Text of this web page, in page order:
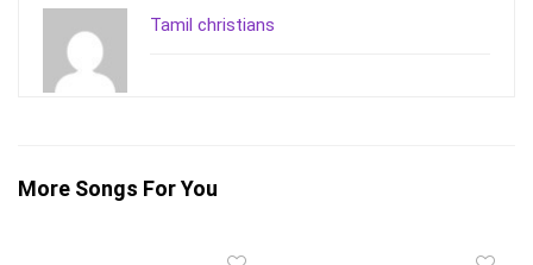
Tamil christians
More Songs For You